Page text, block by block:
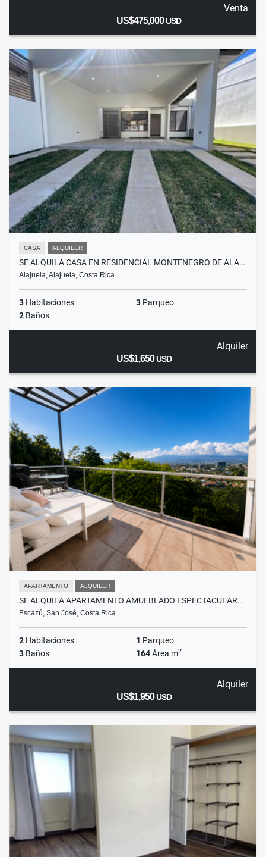
Venta
US$475,000USD
CASA ALQUILER
SE ALQUILA CASA EN RESIDENCIAL MONTENEGRO DE ALA…
Alajuela, Alajuela, Costa Rica
3 Habitaciones 3 Parqueo
2 Baños
Alquiler
US$1,650USD
APARTAMENTO ALQUILER
SE ALQUILA APARTAMENTO AMUEBLADO ESPECTACULAR…
Escazú, San José, Costa Rica
2 Habitaciones 1 Parqueo
3 Baños 164Área m2
Alquiler
US$1,950USD